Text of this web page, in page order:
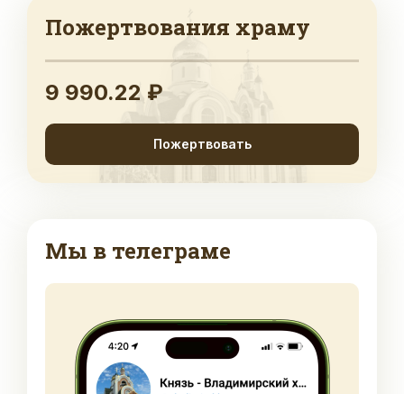
Пожертвования храму
9 990.22 ₽
Пожертвовать
Мы в телеграме